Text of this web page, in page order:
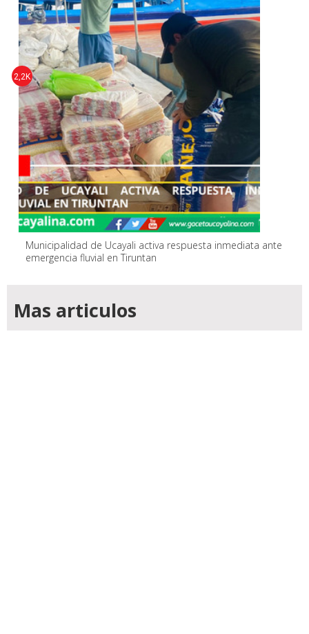
Municipalidad de Ucayali activa respuesta inmediata ante
emergencia fluvial en Tiruntan
2,2K
Mas articulos